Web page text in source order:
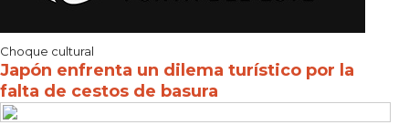
Choque cultural
Japón enfrenta un dilema turístico por la
falta de cestos de basura